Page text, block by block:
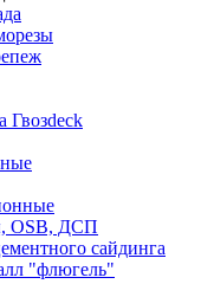
Гвозdeck
OSB, ДСП
сайдинга
"флюгель"